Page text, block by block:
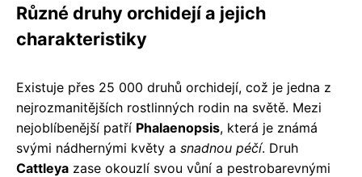
Různé druhy orchidejí a jejich
charakteristiky
Existuje přes 25 000 druhů orchidejí, což je jedna z
nejrozmanitějších rostlinných rodin na světě. Mezi
nejoblíbenější patří Phalaenopsis, která je známá
svými nádhernými květy a snadnou péčí. Druh
Cattleya zase okouzlí svou vůní a pestrobarevnými